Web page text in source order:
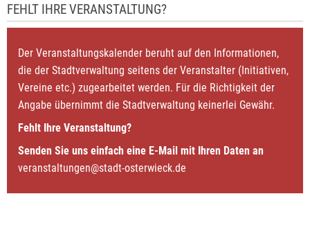
FEHLT IHRE VERANSTALTUNG?
Der Veranstaltungskalender beruht auf den Informationen,
die der Stadtverwaltung seitens der Veranstalter (Initiativen,
Vereine etc.) zugearbeitet werden. Für die Richtigkeit der
Angabe übernimmt die Stadtverwaltung keinerlei Gewähr.
Fehlt Ihre Veranstaltung?
Senden Sie uns einfach eine E-Mail mit Ihren Daten an
veranstaltungen@stadt-osterwieck.de